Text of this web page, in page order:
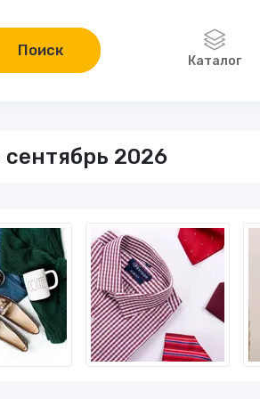
Каталог
Компьютеры и
Онлайн-курсы
Хобби
Поиск
2026